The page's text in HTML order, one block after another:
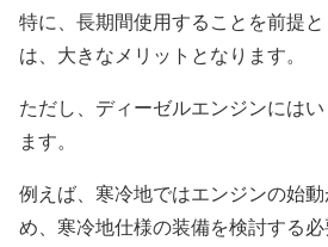
特に、長期間使用することを前提
は、大きなメリットとなります。
ただし、ディーゼルエンジンには
ます。
例えば、寒冷地ではエンジンの始
め、寒冷地仕様の装備を検討する必